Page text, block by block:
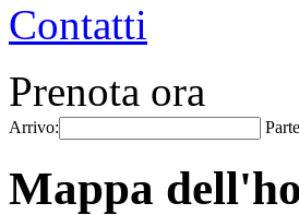
Contatti
Prenota ora
Arrivo:
Mappa